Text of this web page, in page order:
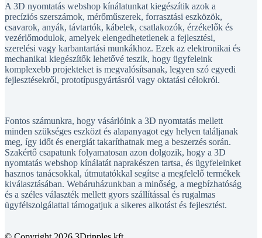
precíziós szerszámok, mérőműszerek, forrasztási eszközök,
csavarok, anyák, távtartók, kábelek, csatlakozók, érzékelők és
vezérlőmodulok, amelyek elengedhetetlenek a fejlesztési,
szerelési vagy karbantartási munkákhoz. Ezek az elektronikai és
mechanikai kiegészítők lehetővé teszik, hogy ügyfeleink
komplexebb projekteket is megvalósítsanak, legyen szó egyedi
fejlesztésekről, prototípusgyártásról vagy oktatási célokról.
minden szükséges eszközt és alapanyagot egy helyen találjanak
meg, így időt és energiát takaríthatnak meg a beszerzés során.
Szakértő csapatunk folyamatosan azon dolgozik, hogy a 3D
nyomtatás webshop kínálatát naprakészen tartsa, és ügyfeleinket
hasznos tanácsokkal, útmutatókkal segítse a megfelelő termékek
kiválasztásában. Webáruházunkban a minőség, a megbízhatóság
és a széles választék mellett gyors szállítással és rugalmas
ügyfélszolgálattal támogatjuk a sikeres alkotást és fejlesztést.